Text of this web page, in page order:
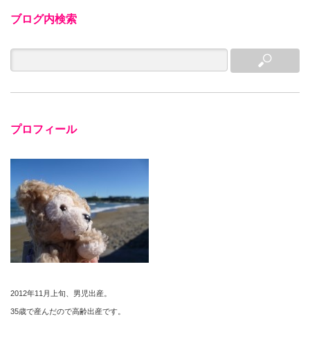
ブログ内検索
プロフィール
2012年11月上旬、男児出産。
35歳で産んだので高齢出産です。